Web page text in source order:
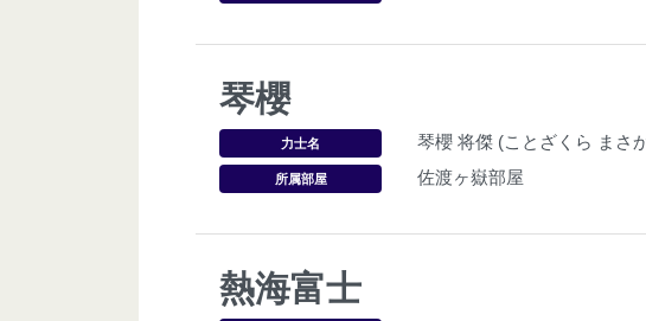
琴櫻
力士名 琴櫻 将傑 (ことざくら まさ
所属部屋 佐渡ヶ嶽部屋
熱海富士